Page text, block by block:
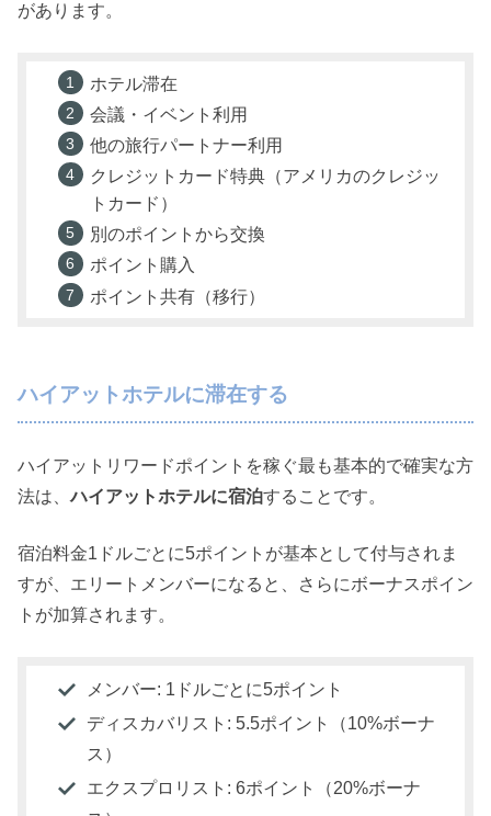
があります。
ホテル滞在
会議・イベント利用
他の旅行パートナー利用
クレジットカード特典（アメリカのクレジッ
トカード）
別のポイントから交換
ポイント購入
ポイント共有（移行）
ハイアットホテルに滞在する
ハイアットリワードポイントを稼ぐ最も基本的で確実な方
法は、ハイアットホテルに宿泊することです。
宿泊料金1ドルごとに5ポイントが基本として付与されま
すが、エリートメンバーになると、さらにボーナスポイン
トが加算されます。
メンバー: 1ドルごとに5ポイント
ディスカバリスト: 5.5ポイント（10%ボーナ
ス）
エクスプロリスト: 6ポイント（20%ボーナ